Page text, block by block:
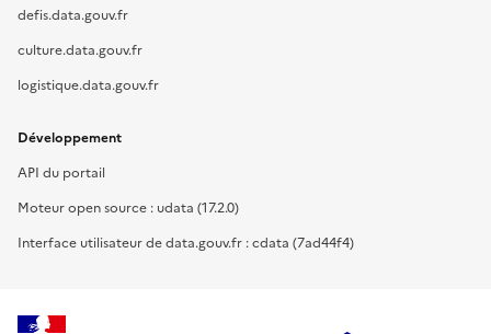
defis.data.gouv.fr
culture.data.gouv.fr
logistique.data.gouv.fr
Développement
API du portail
Moteur open source : udata (17.2.0)
Interface utilisateur de data.gouv.fr : cdata (7ad44f4)